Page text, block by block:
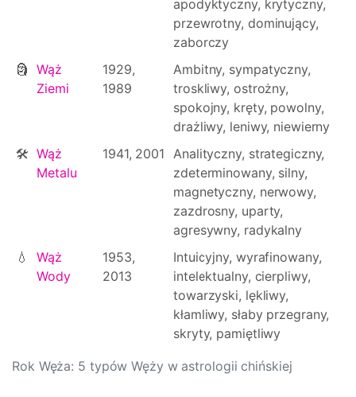
Rok Węża: 5 typów Węży w astrologii chińskiej
apodyktyczny, krytyczny,
przewrotny, dominujący,
zaborczy
🗿 Wąż
Ziemi
1929,
1989
Ambitny, sympatyczny,
troskliwy, ostrożny,
spokojny, kręty, powolny,
drażliwy, leniwy, niewierny
🛠 Wąż
Metalu
1941, 2001 Analityczny, strategiczny,
zdeterminowany, silny,
magnetyczny, nerwowy,
zazdrosny, uparty,
agresywny, radykalny
💧
Wąż
Wody
1953,
2013
Intuicyjny, wyrafinowany,
intelektualny, cierpliwy,
towarzyski, lękliwy,
kłamliwy, słaby przegrany,
skryty, pamiętliwy